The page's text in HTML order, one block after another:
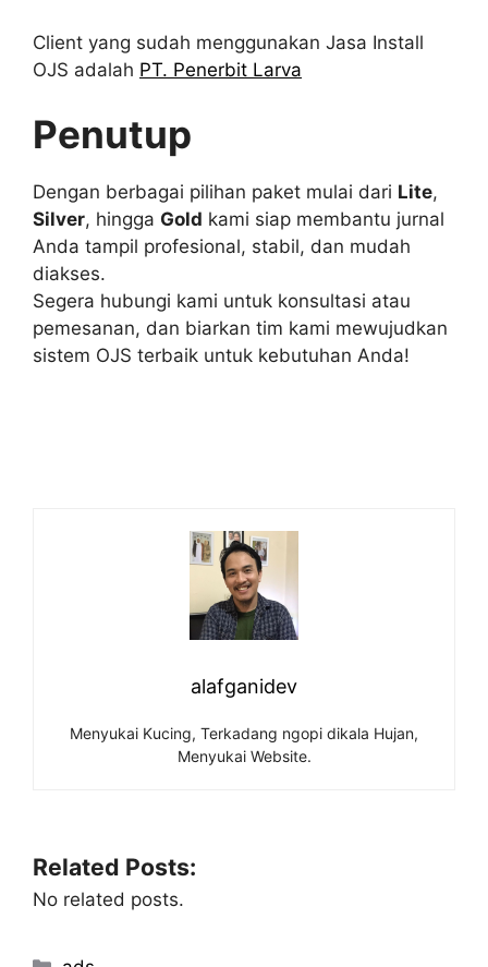
Client yang sudah menggunakan Jasa Install
OJS adalah PT. Penerbit Larva
Penutup
Dengan berbagai pilihan paket mulai dari Lite,
Silver, hingga Gold kami siap membantu jurnal
Anda tampil profesional, stabil, dan mudah
diakses.
Segera hubungi kami untuk konsultasi atau
pemesanan, dan biarkan tim kami mewujudkan
sistem OJS terbaik untuk kebutuhan Anda!
alafganidev
Menyukai Kucing, Terkadang ngopi dikala Hujan,
Menyukai Website.
Related Posts:
No related posts.
Categories